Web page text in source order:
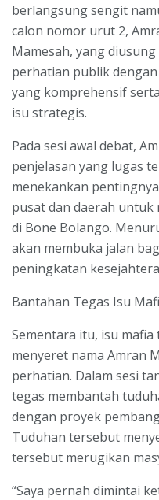
berlangsung sengit
calon nomor urut 2,
Mamesah, yang
perhatian publik
yang komprehensif
isu strategis.
Pada sesi awal debat,
penjelasan yang lugas
menekankan
pusat dan daerah
di Bone Bolango.
akan membuka jalan
peningkatan
Bantahan Tegas Isu
Sementara itu, isu
menyeret nama Amran
perhatian. Dalam sesi
tegas membantah
dengan proyek
Tuduhan tersebut
tersebut merugikan
“Saya pernah dimintai